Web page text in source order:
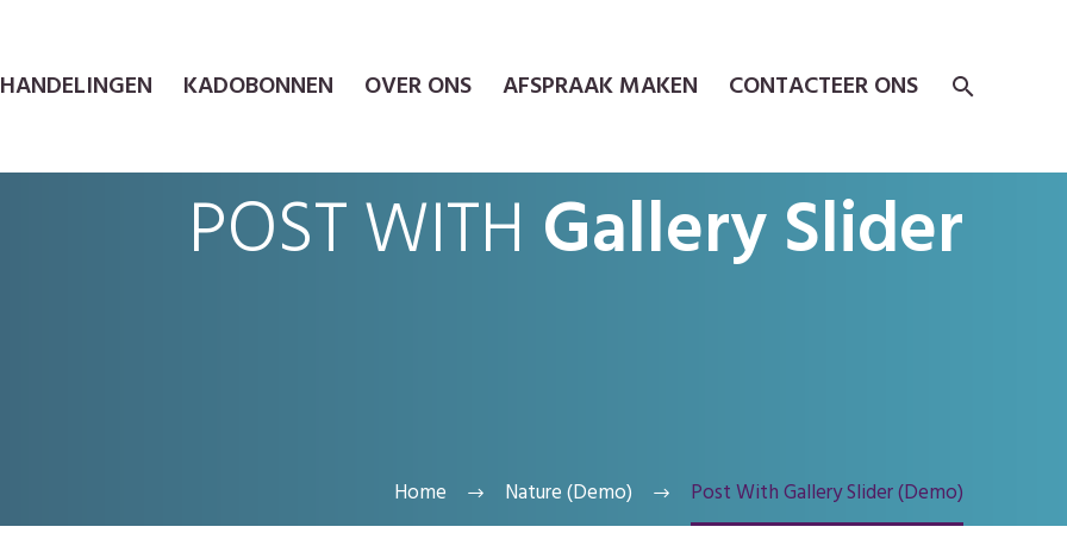
KADOBONNEN OVER ONS AFSPRAAK MAKEN CONTACTEER ONS
POST WITH Gallery Slider
Home Nature (Demo) Post With Gallery Slider (Demo)